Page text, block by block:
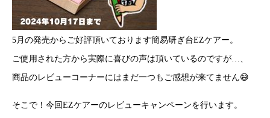
5月の発売からご好評頂いております簡易研ぎ台EZケアー。
ご使用された方から実際に喜びの声は頂いているのですが…、
商品のレビューコーナーにはまだ一つもご感想が来てません😅
そこで！今回EZケアーのレビューキャンペーンを行います。